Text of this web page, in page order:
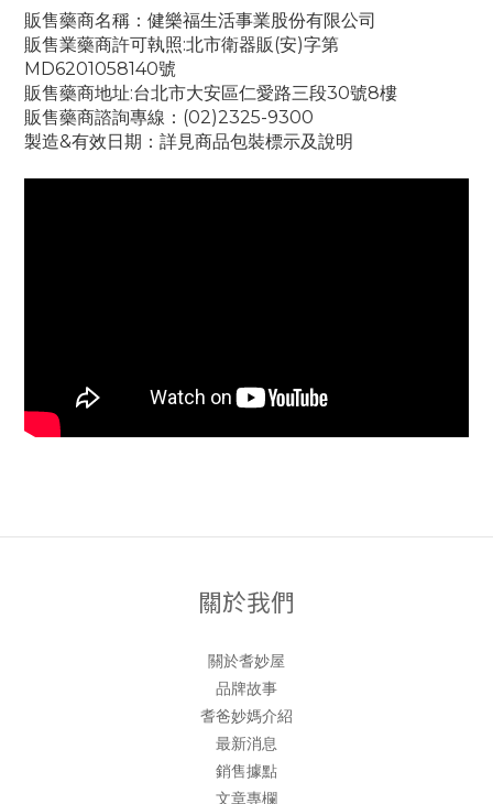
販售藥商名稱：健樂福生活事業股份有限公司
販售業藥商許可執照:北市衛器販(安)字第
MD6201058140號
販售藥商地址:台北市大安區仁愛路三段30號8樓
販售藥商諮詢專線：(02)2325-9300
製造&有效日期：詳見商品包裝標示及說明
關於我們
關於耆妙屋
品牌故事
耆爸妙媽介紹
最新消息
銷售據點
文章專欄